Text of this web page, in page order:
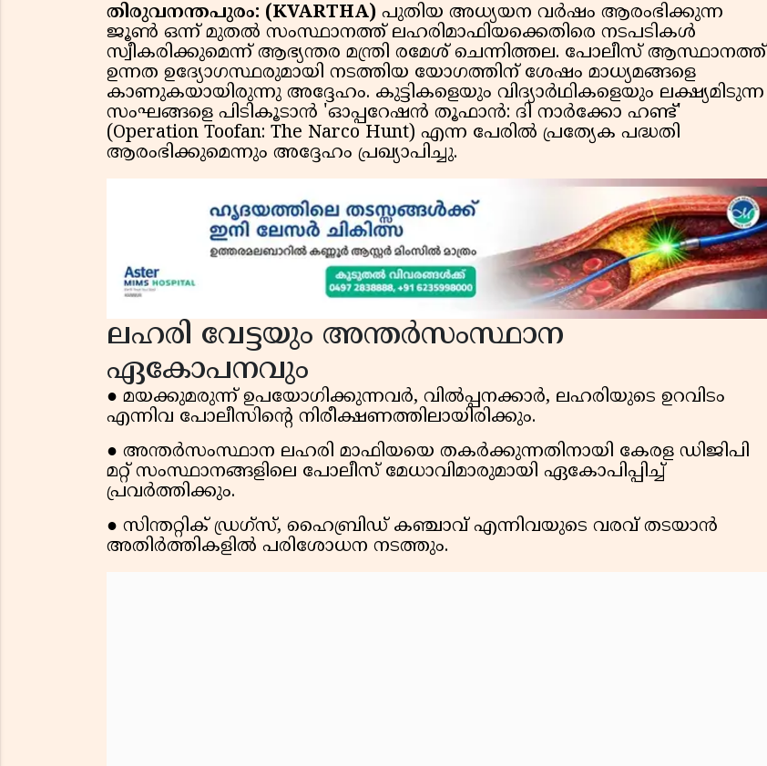
തിരുവനന്തപുരം: (KVARTHA) പുതിയ അധ്യയന വർഷം ആരംഭിക്കുന്ന
ജൂൺ ഒന്ന് മുതൽ സംസ്ഥാനത്ത് ലഹരിമാഫിയക്കെതിരെ നടപടികൾ
സ്വീകരിക്കുമെന്ന് ആഭ്യന്തര മന്ത്രി രമേശ് ചെന്നിത്തല. പോലീസ് ആസ്ഥാനത്ത്
ഉന്നത ഉദ്യോഗസ്ഥരുമായി നടത്തിയ യോഗത്തിന് ശേഷം മാധ്യമങ്ങളെ
കാണുകയായിരുന്നു അദ്ദേഹം. കുട്ടികളെയും വിദ്യാർഥികളെയും ലക്ഷ്യമിടുന്ന
സംഘങ്ങളെ പിടികൂടാൻ 'ഓപ്പറേഷൻ തൂഫാൻ: ദി നാർക്കോ ഹണ്ട്'
(Operation Toofan: The Narco Hunt) എന്ന പേരിൽ പ്രത്യേക പദ്ധതി
ആരംഭിക്കുമെന്നും അദ്ദേഹം പ്രഖ്യാപിച്ചു.
ലഹരി വേട്ടയും അന്തർസംസ്ഥാന
ഏകോപനവും
● മയക്കുമരുന്ന് ഉപയോഗിക്കുന്നവർ, വിൽപ്പനക്കാർ, ലഹരിയുടെ ഉറവിടം
എന്നിവ പോലീസിൻ്റെ നിരീക്ഷണത്തിലായിരിക്കും.
● അന്തർസംസ്ഥാന ലഹരി മാഫിയയെ തകർക്കുന്നതിനായി കേരള ഡിജിപി
മറ്റ് സംസ്ഥാനങ്ങളിലെ പോലീസ് മേധാവിമാരുമായി ഏകോപിപ്പിച്ച്
പ്രവർത്തിക്കും.
● സിന്തറ്റിക് ഡ്രഗ്സ്, ഹൈബ്രിഡ് കഞ്ചാവ് എന്നിവയുടെ വരവ് തടയാൻ
അതിർത്തികളിൽ പരിശോധന നടത്തും.